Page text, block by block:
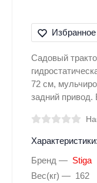
Избранное
Садовый
72 см,
задний привод.
Характеристики:
Бренд
Stiga
Вес(кг)
162